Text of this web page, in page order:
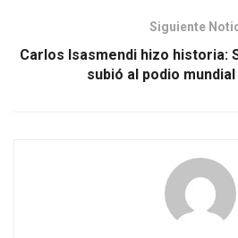
Siguiente
Carlos Isasmendi hizo historia:
subió al podio